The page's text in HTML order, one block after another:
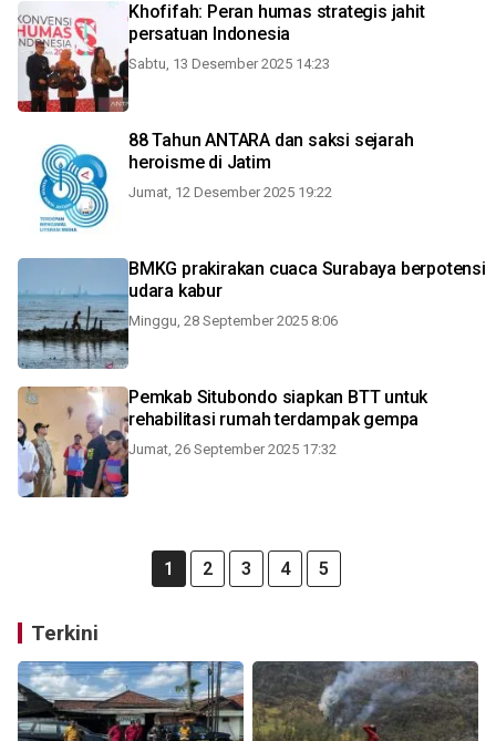
Khofifah: Peran humas strategis jahit
persatuan Indonesia
Sabtu, 13 Desember 2025 14:23
88 Tahun ANTARA dan saksi sejarah
heroisme di Jatim
Jumat, 12 Desember 2025 19:22
BMKG prakirakan cuaca Surabaya berpotensi
udara kabur
Minggu, 28 September 2025 8:06
Pemkab Situbondo siapkan BTT untuk
rehabilitasi rumah terdampak gempa
Jumat, 26 September 2025 17:32
1 2 3 4 5
Terkini